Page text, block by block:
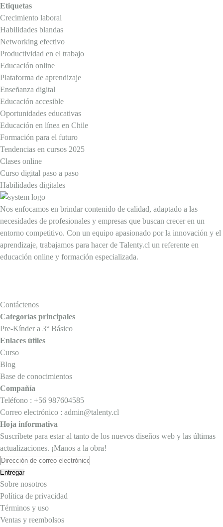
Etiquetas
Crecimiento laboral
Habilidades blandas
Networking efectivo
Productividad en el trabajo
Educación online
Plataforma de aprendizaje
Enseñanza digital
Educación accesible
Oportunidades educativas
Educación en línea en Chile
Formación para el futuro
Tendencias en cursos 2025
Clases online
Curso digital paso a paso
Habilidades digitales
Nos enfocamos en brindar contenido de calidad, adaptado a las
necesidades de profesionales y empresas que buscan crecer en un
entorno competitivo. Con un equipo apasionado por la innovación y el
aprendizaje, trabajamos para hacer de Talenty.cl un referente en
educación online y formación especializada.
Contáctenos
Categorías principales
Pre-Kínder a 3° Básico
Enlaces útiles
Curso
Blog
Base de conocimientos
Compañía
Teléfono : +56 987604585
Correo electrónico : admin@talenty.cl
Hoja informativa
Suscríbete para estar al tanto de los nuevos diseños web y las últimas
actualizaciones. ¡Manos a la obra!
Entregar
Sobre nosotros
Política de privacidad
Términos y uso
Ventas y reembolsos